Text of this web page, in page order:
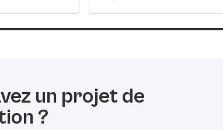
un projet de
?